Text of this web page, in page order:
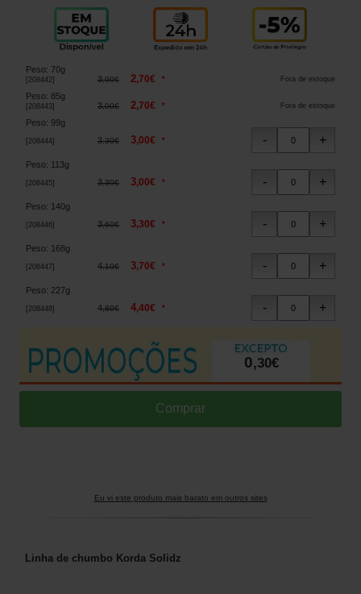
Peso: 70g
208442] 3,00€ 2,70€ * Fora de estoque
Peso: 85g
208443 ] 3,00€ 2,70€ * Fora de estoque
Peso: 99g
208444] 3,30€ 3,00€ *
Peso: 113g
208445] 3,30€ 3,00€ *
Peso: 140g
208446] 3,60€ 3,30€ *
Peso: 168g
208447] 4,10€ 3,70€ *
Peso: 227g
208448 ] 4,80€ 4,40€ *
0,30€
Eu vi este produto mais barato em outros sites
Linha de chumbo Korda Solidz